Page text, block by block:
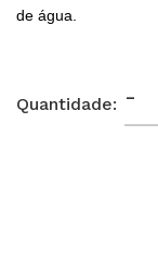
de água.
Quantidade: -